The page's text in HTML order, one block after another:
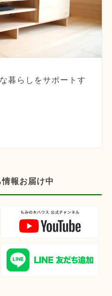
暮らしをサポートす
報お届け中